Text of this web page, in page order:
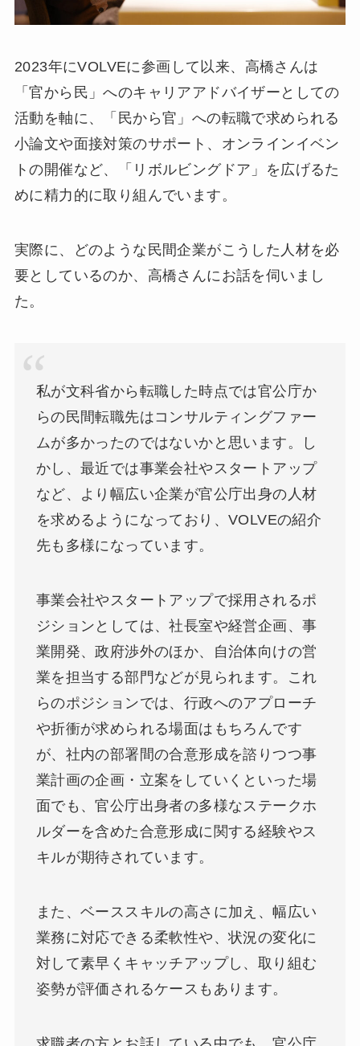
2023年にVOLVEに参画して以来、高橋さんは
「官から民」へのキャリアアドバイザーとしての
活動を軸に、「民から官」への転職で求められる
小論文や面接対策のサポート、オンラインイベン
トの開催など、「リボルビングドア」を広げるた
めに精力的に取り組んでいます。
実際に、どのような民間企業がこうした人材を必
要としているのか、高橋さんにお話を伺いまし
た。
私が文科省から転職した時点では官公庁か
らの民間転職先はコンサルティングファー
ムが多かったのではないかと思います。し
かし、最近では事業会社やスタートアップ
など、より幅広い企業が官公庁出身の人材
を求めるようになっており、VOLVEの紹介
先も多様になっています。
事業会社やスタートアップで採用されるポ
ジションとしては、社長室や経営企画、事
業開発、政府渉外のほか、自治体向けの営
業を担当する部門などが見られます。これ
らのポジションでは、行政へのアプローチ
や折衝が求められる場面はもちろんです
が、社内の部署間の合意形成を諮りつつ事
業計画の企画・立案をしていくといった場
面でも、官公庁出身者の多様なステークホ
ルダーを含めた合意形成に関する経験やス
キルが期待されています。
また、ベーススキルの高さに加え、幅広い
業務に対応できる柔軟性や、状況の変化に
対して素早くキャッチアップし、取り組む
姿勢が評価されるケースもあります。